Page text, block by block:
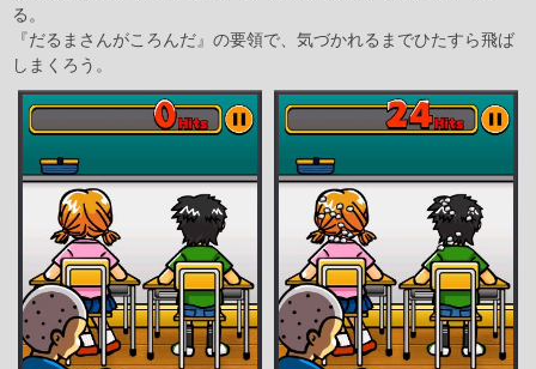
る。
『だるまさんがころんだ』の要領で、気づかれるまでひたすら飛ば
しまくろう。